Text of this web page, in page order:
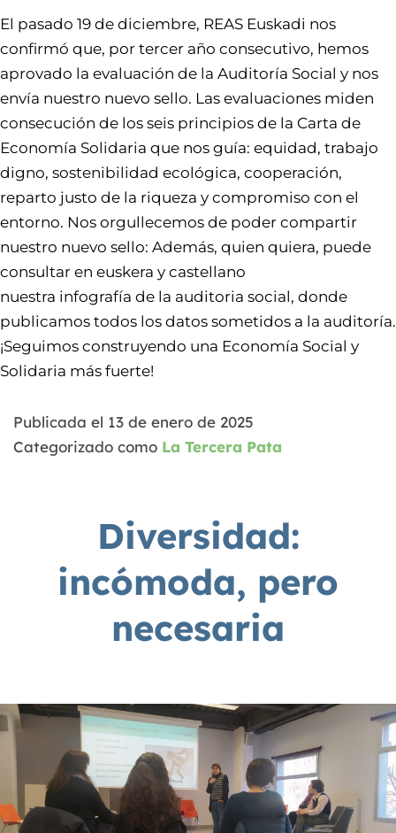
El pasado 19 de diciembre, REAS Euskadi nos
confirmó que, por tercer año consecutivo, hemos
aprovado la evaluación de la Auditoría Social y nos
envía nuestro nuevo sello. Las evaluaciones miden
consecución de los seis principios de la Carta de
Economía Solidaria que nos guía: equidad, trabajo
digno, sostenibilidad ecológica, cooperación,
reparto justo de la riqueza y compromiso con el
entorno. Nos orgullecemos de poder compartir
nuestro nuevo sello: Además, quien quiera, puede
consultar en euskera y castellano
nuestra infografía de la auditoria social, donde
publicamos todos los datos sometidos a la auditoría.
¡Seguimos construyendo una Economía Social y
Solidaria más fuerte!
Publicada el 13 de enero de 2025
Categorizado como La Tercera Pata
Diversidad:
incómoda, pero
necesaria